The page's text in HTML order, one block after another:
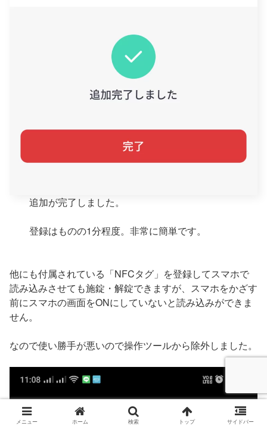
追加が完了しました。
登録はものの1分程度。非常に簡単です。
他にも付属されている「NFCタグ」を登録してスマホで
読み込みさせても施錠・解錠できますが、スマホをかざす
前にスマホの画面をONにしていないと読み込みができま
せん。
なので使い勝手が悪いので操作ツールから除外しました。
メニュー ホーム 検索 トップ サイドバー